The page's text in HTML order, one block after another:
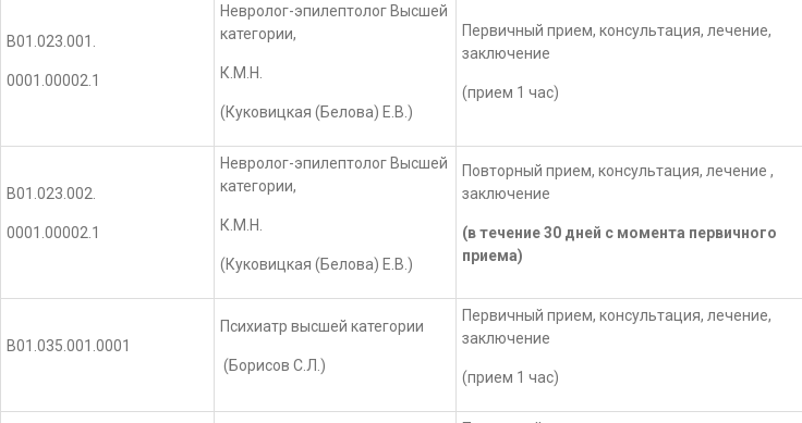
В01.023.001.
0001.00002.1
Невролог-эпилептолог Высшей
категории,
К.М.Н.
(Куковицкая (Белова) Е.В.)
Первичный прием, консультация, лечение,
заключение
(прием 1 час)
В01.023.002.
0001.00002.1
Невролог-эпилептолог Высшей
категории,
К.М.Н.
(Куковицкая (Белова) Е.В.)
Повторный прием, консультация, лечение ,
заключение
(в течение 30 дней с момента первичного
приема)
В01.035.001.0001
Психиатр высшей категории
(Борисов С.Л.)
Первичный прием, консультация, лечение,
заключение
(прием 1 час)